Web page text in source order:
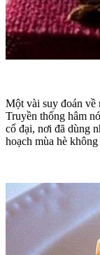
Một vài suy đoán
Truyền thống hâm
cổ đại, nơi đã dùng
hoạch mùa hè